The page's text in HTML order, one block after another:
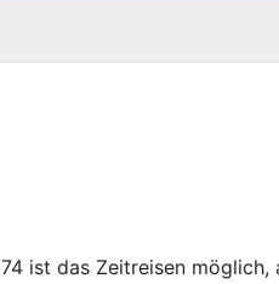
ist das Zeitreisen